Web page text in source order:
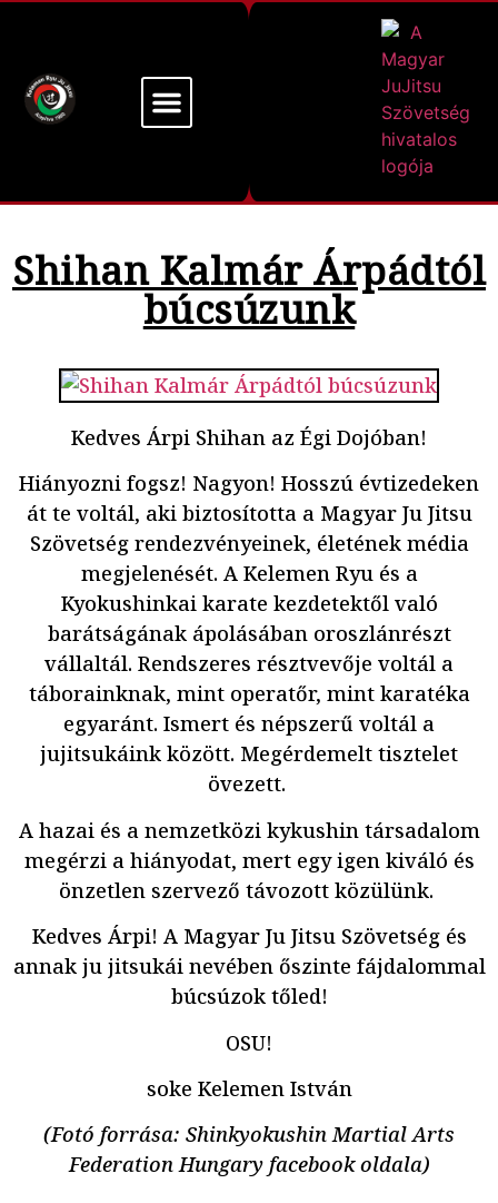
Shihan Kalmár Árpádtól
búcsúzunk
Kedves Árpi Shihan az Égi Dojóban!
Hiányozni fogsz! Nagyon! Hosszú évtizedeken
át te voltál, aki biztosította a Magyar Ju Jitsu
Szövetség rendezvényeinek, életének média
megjelenését. A Kelemen Ryu és a
Kyokushinkai karate kezdetektől való
barátságának ápolásában oroszlánrészt
vállaltál. Rendszeres résztvevője voltál a
táborainknak, mint operatőr, mint karatéka
egyaránt. Ismert és népszerű voltál a
jujitsukáink között. Megérdemelt tisztelet
övezett.
A hazai és a nemzetközi kykushin társadalom
megérzi a hiányodat, mert egy igen kiváló és
önzetlen szervező távozott közülünk.
Kedves Árpi! A Magyar Ju Jitsu Szövetség és
annak ju jitsukái nevében őszinte fájdalommal
búcsúzok tőled!
OSU!
soke Kelemen István
(Fotó forrása: Shinkyokushin Martial Arts
Federation Hungary facebook oldala)